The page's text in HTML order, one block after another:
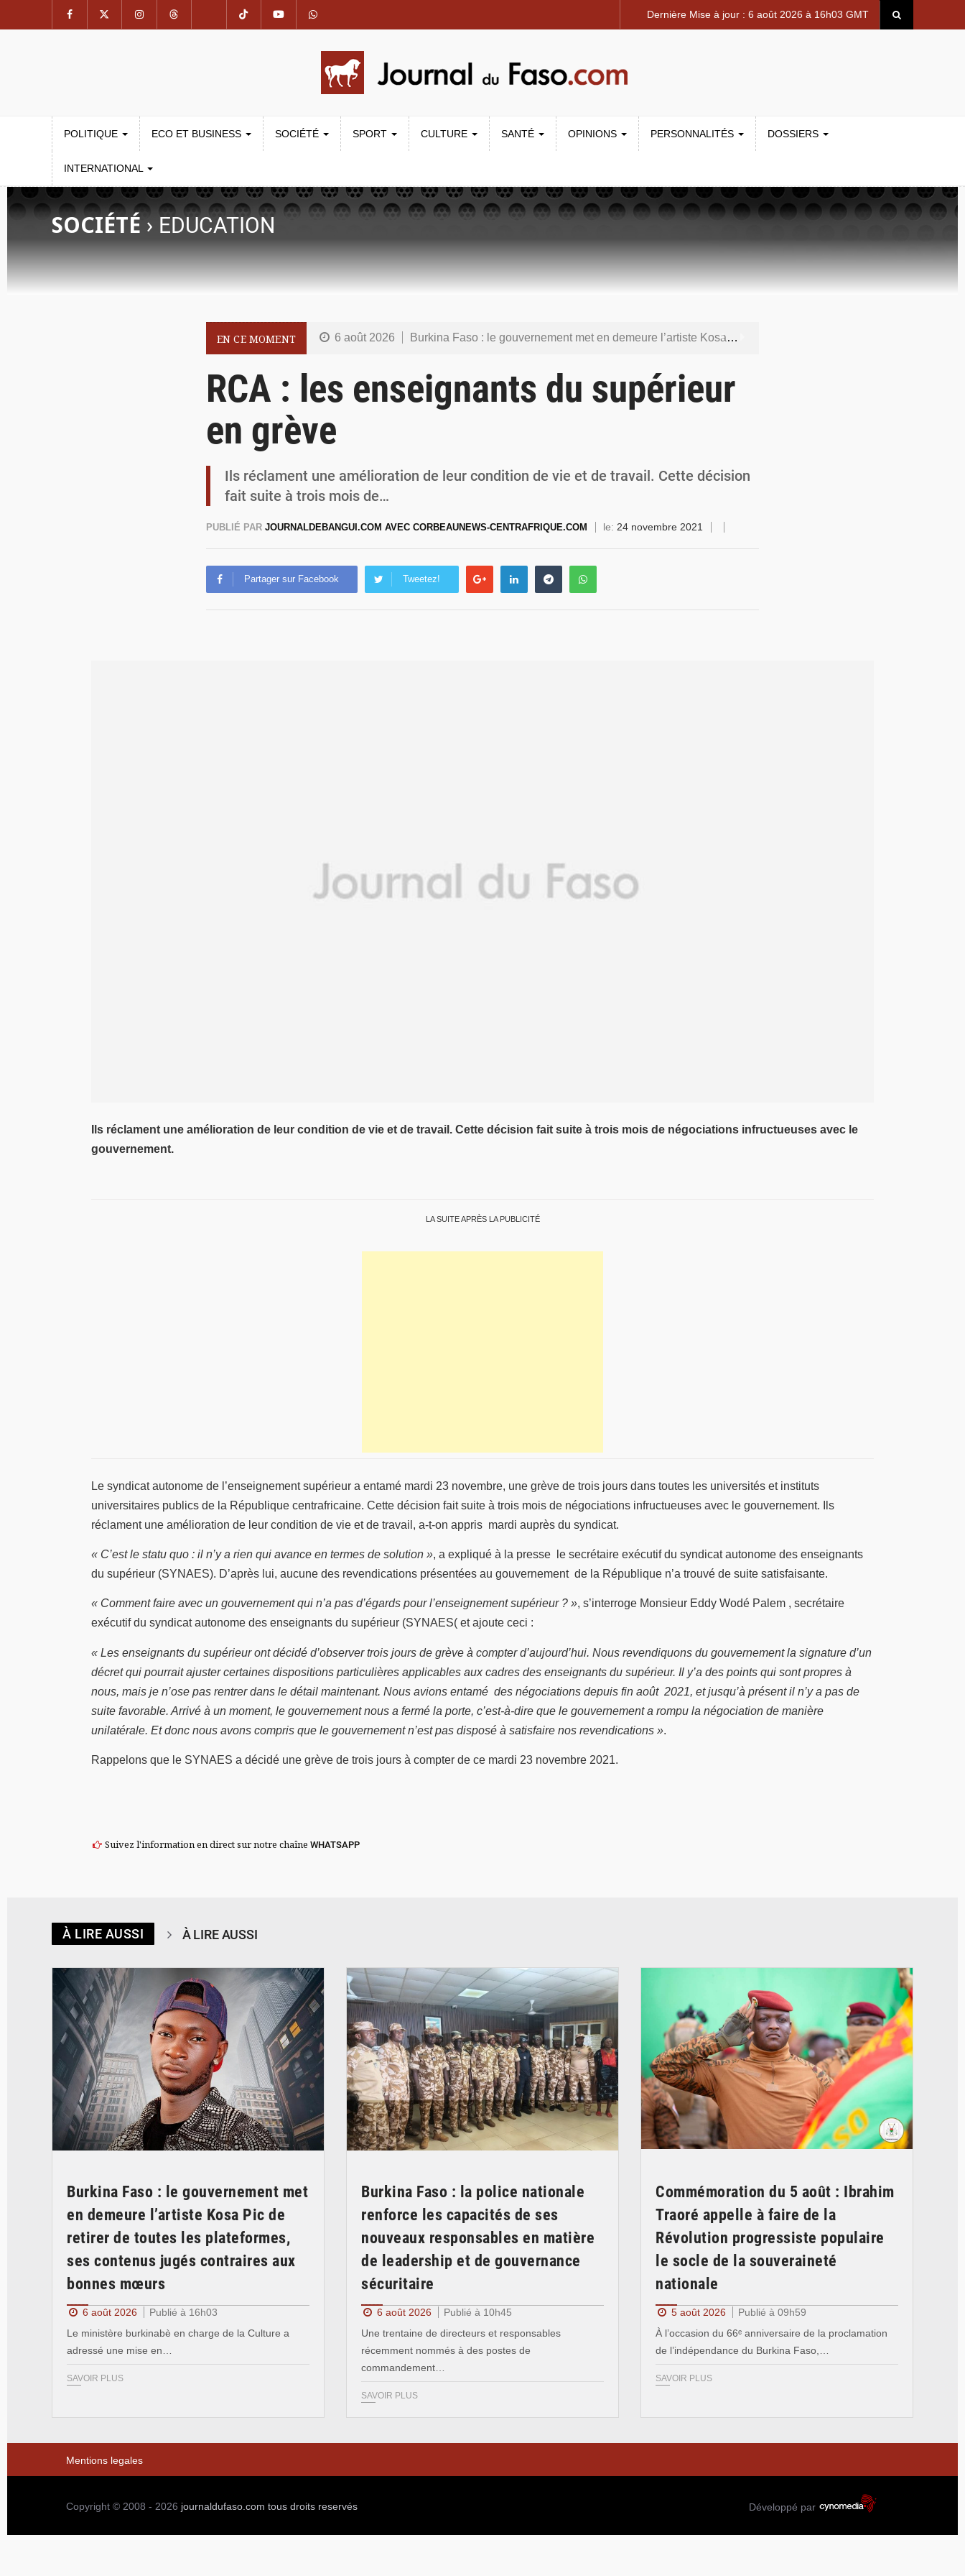
Dernière Mise à jour : 6 août 2026 à 16h03 GMT
POLITIQUE ECO ET BUSINESS SOCIÉTÉ SPORT CULTURE SANTÉ OPINIONS PERSONNALITÉS DOSSIERS
INTERNATIONAL
SOCIÉTÉ › EDUCATION
EN CE MOMENT 6 août 2026 Burkina Faso : le gouvernement met en demeure l’artiste Kosa Pic de retirer de toutes les plateformes, ses contenus jugés contraires aux bonnes mœurs
5 août 2026 Commémoration du 5 août : Ibrahim Traoré appelle à faire de la Révolution progressiste populaire le socle de la souveraineté nationale
4 août 2026
RCA : les enseignants du supérieur
en grève
Ils réclament une amélioration de leur condition de vie et de travail. Cette décision
fait suite à trois mois de…
PUBLIÉ PAR JOURNALDEBANGUI.COM AVEC CORBEAUNEWS-CENTRAFRIQUE.COM le: 24 novembre 2021
Partager sur Facebook Tweetez!
Ils réclament une amélioration de leur condition de vie et de travail. Cette décision fait suite à trois mois de négociations infructueuses avec le
gouvernement.
LA SUITE APRÈS LA PUBLICITÉ
Le syndicat autonome de l’enseignement supérieur a entamé mardi 23 novembre, une grève de trois jours dans toutes les universités et instituts
universitaires publics de la République centrafricaine. Cette décision fait suite à trois mois de négociations infructueuses avec le gouvernement. Ils
réclament une amélioration de leur condition de vie et de travail, a-t-on appris mardi auprès du syndicat.
« C’est le statu quo : il n’y a rien qui avance en termes de solution », a expliqué à la presse le secrétaire exécutif du syndicat autonome des enseignants
du supérieur (SYNAES). D’après lui, aucune des revendications présentées au gouvernement de la République n’a trouvé de suite satisfaisante.
« Comment faire avec un gouvernement qui n’a pas d’égards pour l’enseignement supérieur ? », s’interroge Monsieur Eddy Wodé Palem , secrétaire
exécutif du syndicat autonome des enseignants du supérieur (SYNAES( et ajoute ceci :
« Les enseignants du supérieur ont décidé d’observer trois jours de grève à compter d’aujourd’hui. Nous revendiquons du gouvernement la signature d’un
décret qui pourrait ajuster certaines dispositions particulières applicables aux cadres des enseignants du supérieur. Il y’a des points qui sont propres à
nous, mais je n’ose pas rentrer dans le détail maintenant. Nous avions entamé des négociations depuis fin août 2021, et jusqu’à présent il n’y a pas de
suite favorable. Arrivé à un moment, le gouvernement nous a fermé la porte, c’est-à-dire que le gouvernement a rompu la négociation de manière
unilatérale. Et donc nous avons compris que le gouvernement n’est pas disposé à satisfaire nos revendications ».
Rappelons que le SYNAES a décidé une grève de trois jours à compter de ce mardi 23 novembre 2021.
Suivez l'information en direct sur notre chaîneWHATSAPP
À LIRE AUSSI À LIRE AUSSI
Burkina Faso : le gouvernement met
en demeure l’artiste Kosa Pic de
retirer de toutes les plateformes,
ses contenus jugés contraires aux
bonnes mœurs
6 août 2026
Publié à 16h03
Le ministère burkinabè en charge de la Culture a
adressé une mise en…
SAVOIR PLUS
Burkina Faso : la police nationale
renforce les capacités de ses
nouveaux responsables en matière
de leadership et de gouvernance
sécuritaire
6 août 2026
Publié à 10h45
Une trentaine de directeurs et responsables
récemment nommés à des postes de
commandement…
SAVOIR PLUS
Commémoration du 5 août : Ibrahim
Traoré appelle à faire de la
Révolution progressiste populaire
le socle de la souveraineté
nationale
5 août 2026
Publié à 09h59
À l’occasion du 66ᵉ anniversaire de la proclamation
de l’indépendance du Burkina Faso,…
SAVOIR PLUS
Mentions legales
Copyright © 2008 - 2026 journaldufaso.com tous droits reservés Développé par